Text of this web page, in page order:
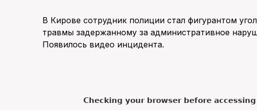
В Кирове сотрудник полиции стал фигурантом
травмы задержанному за административное
Появилось видео инцидента.